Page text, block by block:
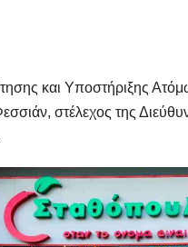
και Υποστήριξης
στέλεχος της